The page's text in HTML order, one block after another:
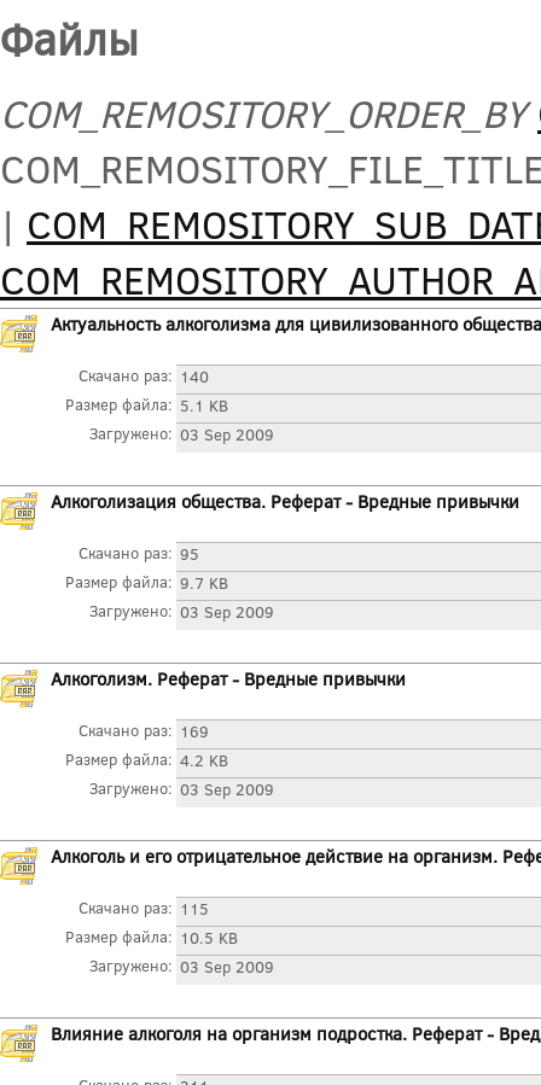
Файлы
COM_REMOSITORY_ORDER_BY
|
Актуальность алкоголизма для цивилизованного
Скачано раз: 140
Размер файла: 5.1 KB
Загружено: 03 Sep 2009
Алкоголизация общества. Реферат - Вредные привычки
Скачано раз: 95
Размер файла: 9.7 KB
Загружено: 03 Sep 2009
Алкоголизм. Реферат - Вредные привычки
Скачано раз: 169
Размер файла: 4.2 KB
Загружено: 03 Sep 2009
Алкоголь и его отрицательное действие на организм.
Скачано раз: 115
Размер файла: 10.5 KB
Загружено: 03 Sep 2009
Влияние алкоголя на организм подростка. Реферат -